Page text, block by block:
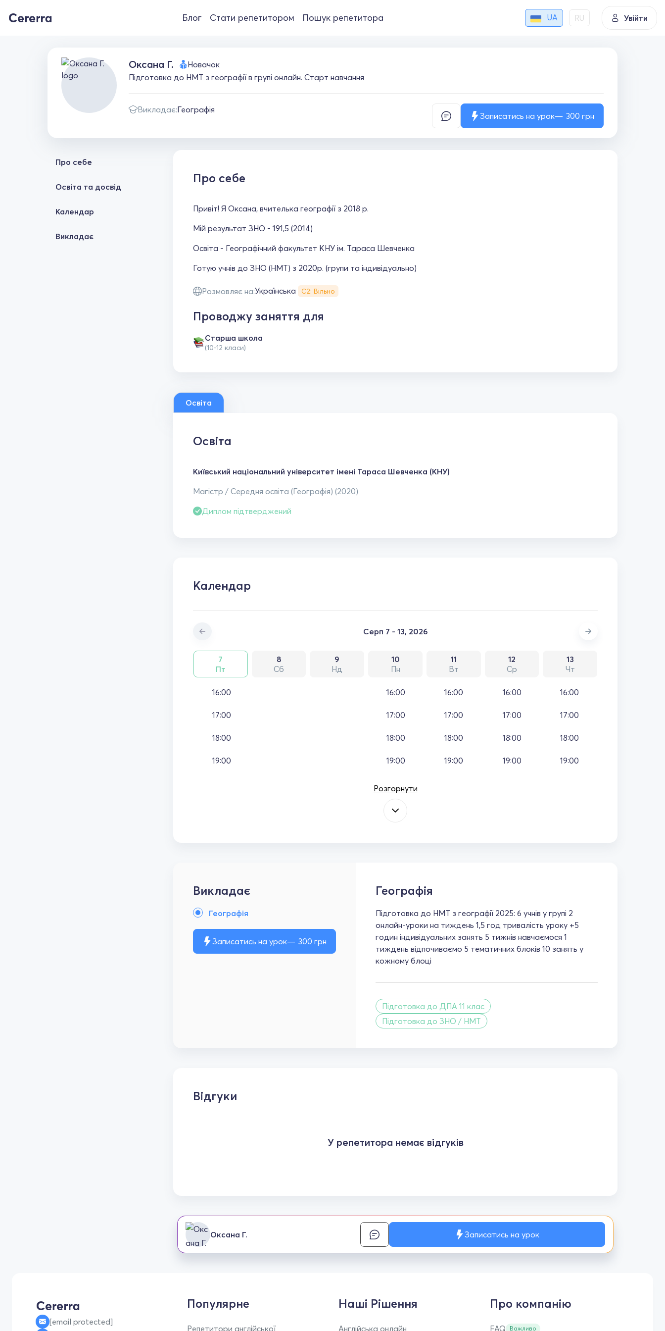
Блог Стати репетитором Пошук репетитора UA RU Увійти
Оксана Г.
Новачок
Підготовка до НМТ з географії в групі онлайн. Старт навчання
Викладає:Географія
Записатись на урок 300 грн
Про себе
Освіта та досвід
Календар
Викладає
Про себе
Привіт! Я Оксана, вчителька географії з 2018 р.
Мій результат ЗНО - 191,5 (2014)
Освіта - Географічний факультет КНУ ім. Тараса Шевченка
Готую учнів до ЗНО (НМТ) з 2020р. (групи та індивідуально)
Розмовляє на:Українська С2: Вільно
Проводжу заняття для
Старша школа
(10-12 класи)
Освіта
Освіта
Київський національний університет імені Тараса Шевченка (КНУ)
Магістр / Середня освіта (Географія) (2020)
Диплом підтверджений
Календар
Серп 7 - 13, 2026
7
Пт
8
Сб
9
Нд
10
Пн
11
Вт
12
Ср
13
Чт
16:00
17:00
18:00
19:00
16:00
17:00
18:00
19:00
16:00
17:00
18:00
19:00
16:00
17:00
18:00
19:00
16:00
17:00
18:00
19:00
Розгорнути
Викладає
Географія
Записатись на урок 300 грн
Географія
Підготовка до НМТ з географії 2025: 6 учнів у групі 2
онлайн-уроки на тиждень 1,5 год тривалість уроку +5
годин індивідуальних занять 5 тижнів навчаємося 1
тиждень відпочиваємо 5 тематичних блоків 10 занять у
кожному блоці
Підготовка до ДПА 11 клас
Підготовка до ЗНО / НМТ
Відгуки
У репетитора немає відгуків
Оксана Г. Записатись на урок
[email protected]
Популярне
Репетитори англійської
Наші Рішення
Англійська онлайн
Про компанію
FAQ Важливо